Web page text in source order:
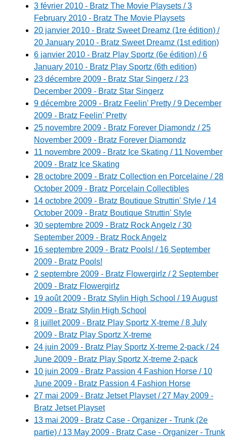
3 février 2010 - Bratz The Movie Playsets / 3
February 2010 - Bratz The Movie Playsets
20 janvier 2010 - Bratz Sweet Dreamz (1re édition) /
20 January 2010 - Bratz Sweet Dreamz (1st edition)
6 janvier 2010 - Bratz Play Sportz (6e édition) / 6
January 2010 - Bratz Play Sportz (6th edition)
23 décembre 2009 - Bratz Star Singerz / 23
December 2009 - Bratz Star Singerz
9 décembre 2009 - Bratz Feelin' Pretty / 9 December
2009 - Bratz Feelin' Pretty
25 novembre 2009 - Bratz Forever Diamondz / 25
November 2009 - Bratz Forever Diamondz
11 novembre 2009 - Bratz Ice Skating / 11 November
2009 - Bratz Ice Skating
28 octobre 2009 - Bratz Collection en Porcelaine / 28
October 2009 - Bratz Porcelain Collectibles
14 octobre 2009 - Bratz Boutique Struttin' Style / 14
October 2009 - Bratz Boutique Struttin' Style
30 septembre 2009 - Bratz Rock Angelz / 30
September 2009 - Bratz Rock Angelz
16 septembre 2009 - Bratz Pools! / 16 September
2009 - Bratz Pools!
2 septembre 2009 - Bratz Flowergirlz / 2 September
2009 - Bratz Flowergirlz
19 août 2009 - Bratz Stylin High School / 19 August
2009 - Bratz Stylin High School
8 juillet 2009 - Bratz Play Sportz X-treme / 8 July
2009 - Bratz Play Sportz X-treme
24 juin 2009 - Bratz Play Sportz X-treme 2-pack / 24
June 2009 - Bratz Play Sportz X-treme 2-pack
10 juin 2009 - Bratz Passion 4 Fashion Horse / 10
June 2009 - Bratz Passion 4 Fashion Horse
27 mai 2009 - Bratz Jetset Playset / 27 May 2009 -
Bratz Jetset Playset
13 mai 2009 - Bratz Case - Organizer - Trunk (2e
partie) / 13 May 2009 - Bratz Case - Organizer - Trunk